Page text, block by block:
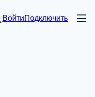
ВойтиПодключить